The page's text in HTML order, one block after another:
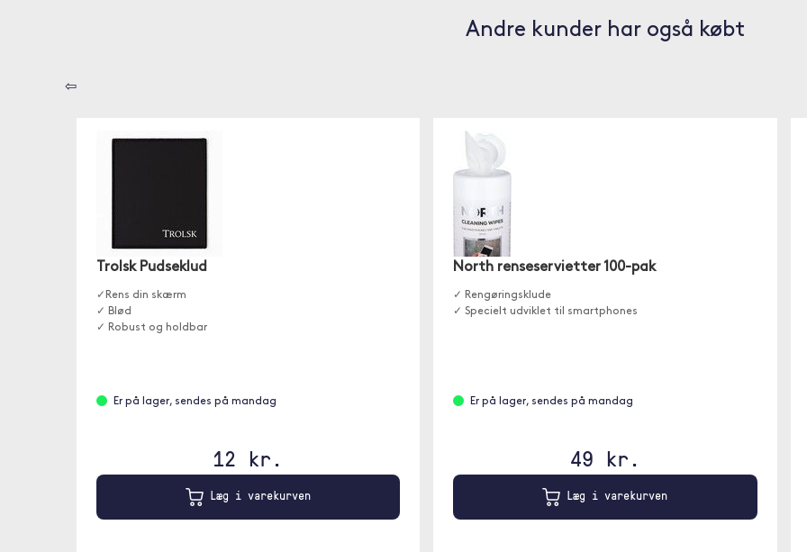
Andre kunder har også købt
⇦
Trolsk Pudseklud
✓Rens din skærm
✓ Blød
✓ Robust og holdbar
Er på lager, sendes på mandag
12 kr.
Læg i varekurven
North renseservietter 100-pak
✓ Rengøringsklude
✓ Specielt udviklet til smartphones
Er på lager, sendes på mandag
49 kr.
Læg i varekurven